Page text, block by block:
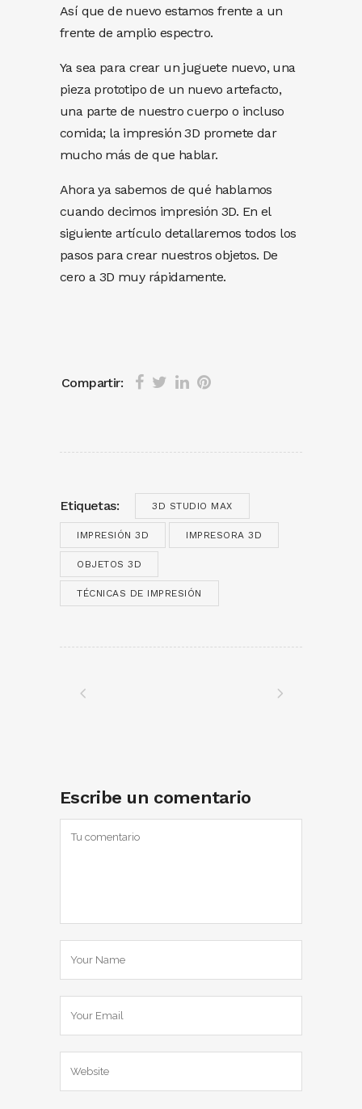
Así que de nuevo estamos frente a un
frente de amplio espectro.
Ya sea para crear un juguete nuevo, una
pieza prototipo de un nuevo artefacto,
una parte de nuestro cuerpo o incluso
comida; la impresión 3D promete dar
mucho más de que hablar.
Ahora ya sabemos de qué hablamos
cuando decimos impresión 3D. En el
siguiente artículo detallaremos todos los
pasos para crear nuestros objetos. De
cero a 3D muy rápidamente.
Compartir:
Etiquetas: 3D STUDIO MAX
IMPRESIÓN 3D IMPRESORA 3D
OBJETOS 3D
TÉCNICAS DE IMPRESIÓN
Escribe un comentario